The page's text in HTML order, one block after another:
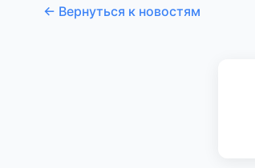
← Вернуться к новостям